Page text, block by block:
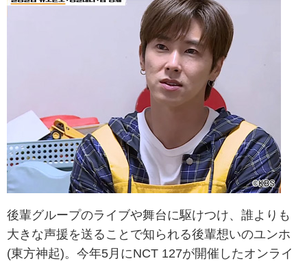
後輩グループのライブや舞台に駆けつけ、誰よりも
大きな声援を送ることで知られる後輩想いのユンホ
(東方神起)。今年5月にNCT 127が開催したオンライ